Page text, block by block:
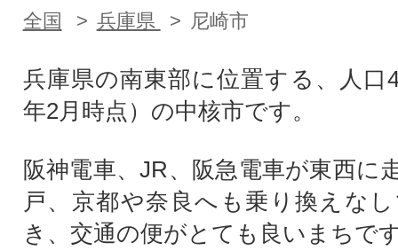
全国 兵庫県 尼崎市
兵庫県の南東部に位置する、人口
年2月時点）の中核市です。
阪神電車、JR、阪急電車が東西に
戸、京都や奈良へも乗り換えな
き、交通の便がとても良いまちで